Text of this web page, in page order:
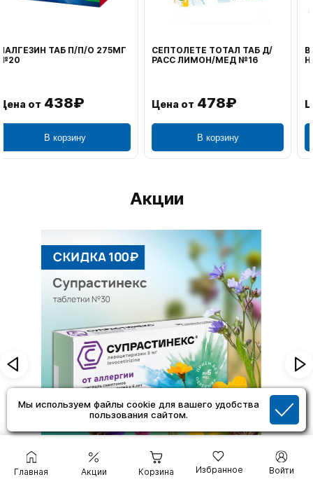
Мы используем файлы cookie для вашего удобства
пользования сайтом.
Главная Акции Корзина Избранное Войти
ВОЛЬТАРЕН ЭМУЛЬГЕЛЬ
НАРУЖ 2% 100Г
Цена от1 106₽
В корзину
ФЕНИСТИЛ ГЕЛЬ НАРУЖ
0,1% 50Г
Цена от749₽
В корзину
Акции
ФАРИНГОСЕПТ ТАБЛЕТКИ №20